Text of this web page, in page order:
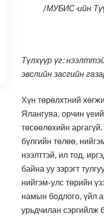
/МУБИС-ийн
Түлхүүр үг:
эвслийн засгийн
Хүн төрөлхтний
Ялангуяа, орчин
төсөөлөхийн
бүлгийн төлөө,
нээлттэй, ил тод,
байна уу зэрэгт
нийгэм-улс төрийн
намын бодлого, үйл
урьдчилан сэргийлж